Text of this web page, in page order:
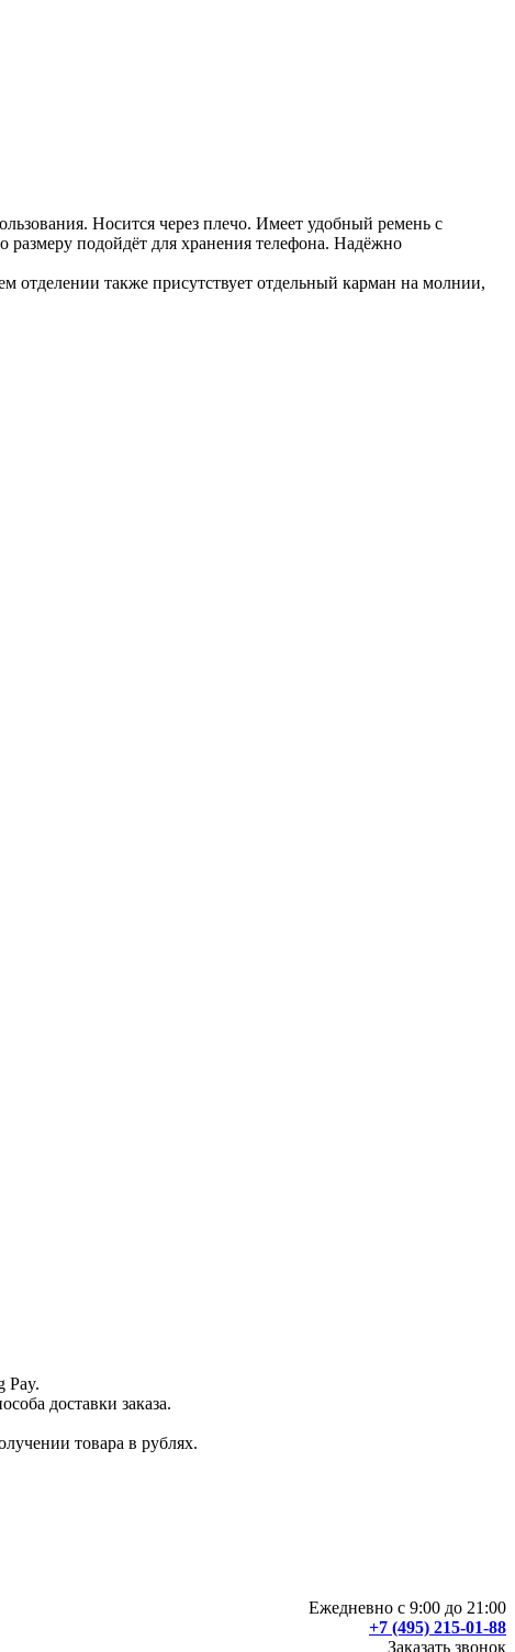
Носится через плечо. Имеет удобный ремень с
подойдёт для хранения телефона. Надёжно
отделении также присутствует отдельный карман на молнии,
Pay.
доставки заказа.
товара в рублях.
Ежедневно с 9:00 до 21:00
+7 (495) 215-01-88
Заказать звонок